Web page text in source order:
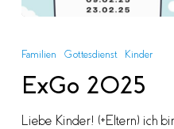
Familien Gottesdienst Kinder
ExGo 2025
Liebe Kinder! (+Eltern) ich